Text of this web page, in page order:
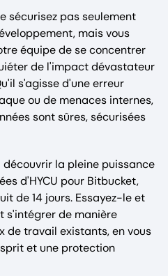
sécurisez pas seulement
mais vous
équipe de se concentrer
de l'impact dévastateur
s'agisse d'une erreur
ou de menaces internes,
sont sûres, sécurisées
la pleine puissance
d'HYCU pour Bitbucket,
de 14 jours. Essayez-le et
s'intégrer de manière
de travail existants, en vous
et une protection